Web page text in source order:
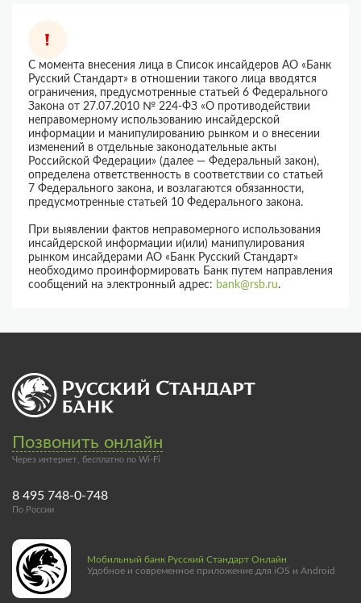
С момента внесения лица в Список инсайдеров АО «Банк
Русский Стандарт» в отношении такого лица вводятся
ограничения, предусмотренные статьей 6 Федерального
Закона от 27.07.2010 № 224-ФЗ «О противодействии
неправомерному использованию инсайдерской
информации и манипулированию рынком и о внесении
изменений в отдельные законодательные акты
Российской Федерации» (далее — Федеральный закон),
определена ответственность в соответствии со статьей
7 Федерального закона, и возлагаются обязанности,
предусмотренные статьей 10 Федерального закона.
При выявлении фактов неправомерного использования
инсайдерской информации и(или) манипулирования
рынком инсайдерами АО «Банк Русский Стандарт»
необходимо проинформировать Банк путем направления
сообщений на электронный адрес: bank@rsb.ru.
Позвонить онлайн
Через интернет, бесплатно по Wi-Fi
8 495 748-0-748
По России
Мобильный банк Русский Стандарт Онлайн
Удобное и современное приложение для iOS и Android